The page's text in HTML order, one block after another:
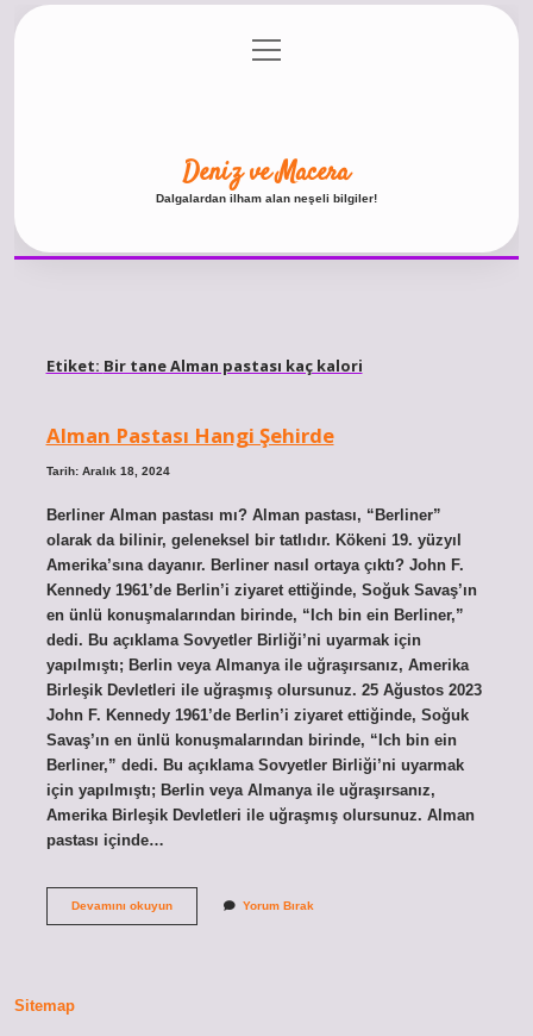
Gizlilik Politikası
menüyü
aç
Deniz ve Macera
Dalgalardan ilham alan neşeli bilgiler!
Etiket: Bir tane Alman pastası kaç kalori
Alman Pastası Hangi Şehirde
Tarih: Aralık 18, 2024
Berliner Alman pastası mı? Alman pastası, “Berliner”
olarak da bilinir, geleneksel bir tatlıdır. Kökeni 19. yüzyıl
Amerika’sına dayanır. Berliner nasıl ortaya çıktı? John F.
Kennedy 1961’de Berlin’i ziyaret ettiğinde, Soğuk Savaş’ın
en ünlü konuşmalarından birinde, “Ich bin ein Berliner,”
dedi. Bu açıklama Sovyetler Birliği’ni uyarmak için
yapılmıştı; Berlin veya Almanya ile uğraşırsanız, Amerika
Birleşik Devletleri ile uğraşmış olursunuz. 25 Ağustos 2023
John F. Kennedy 1961’de Berlin’i ziyaret ettiğinde, Soğuk
Savaş’ın en ünlü konuşmalarından birinde, “Ich bin ein
Berliner,” dedi. Bu açıklama Sovyetler Birliği’ni uyarmak
için yapılmıştı; Berlin veya Almanya ile uğraşırsanız,
Amerika Birleşik Devletleri ile uğraşmış olursunuz. Alman
pastası içinde…
Devamını okuyunAlman
Yorum Bırak
Sitemap